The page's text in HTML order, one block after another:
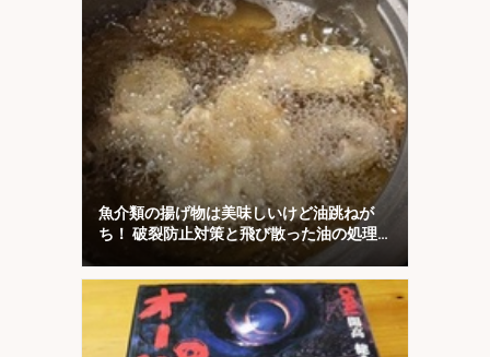
魚介類の揚げ物は美味しいけど油跳ねが
ち！ 破裂防止対策と飛び散った油の処理